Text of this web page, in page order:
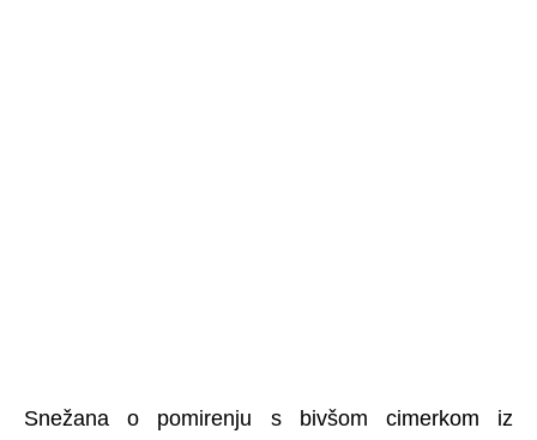
Snežana o pomirenju s bivšom cimerkom iz